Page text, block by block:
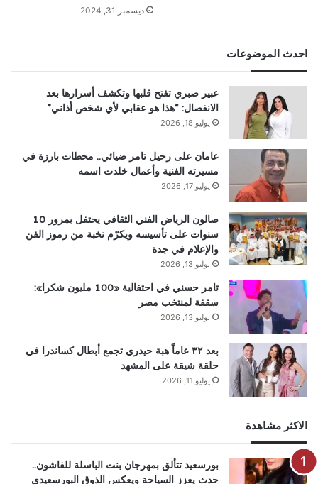
ديسمبر 31, 2024
احدث الموضوعات
عبير صبري تفتح قلبها وتكشف أسرارها بعد
الانفصال: “هذا هو عقابي لأي شخص أذاني”
يوليو 18, 2026
عامان على رحيل تامر ضيائي.. محطات بارزة في
مسيرته الفنية وأعمال خلدت اسمه
يوليو 17, 2026
صالون الرياض الفني الثقافي يحتفل بمرور 10
سنوات على تأسيسه ويكرّم نخبة من رموز الفن
والإعلام في جدة
يوليو 13, 2026
تامر حسني في احتفالية «100 مليون شكرا»:
سقفة لمنتخب مصر
يوليو 13, 2026
بعد ٣٢ عاماً هبة حيدري تجمع أبطال كساندرا في
حلقة شيقة على المشهد
يوليو 11, 2026
الاكثر مشاهدة
بورسعيد تتألق بمهرجان بنت الباسلة للفاشون..
حدث يعزز السياحة ويعكس الذوق البورسعيدي